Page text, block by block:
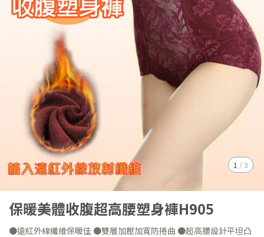
1 /3
保暖美體收腹超高腰塑身褲H905
●遠紅外線纖維保暖佳 ●雙層加壓加寬防捲曲 ●超高腰設計平坦凸